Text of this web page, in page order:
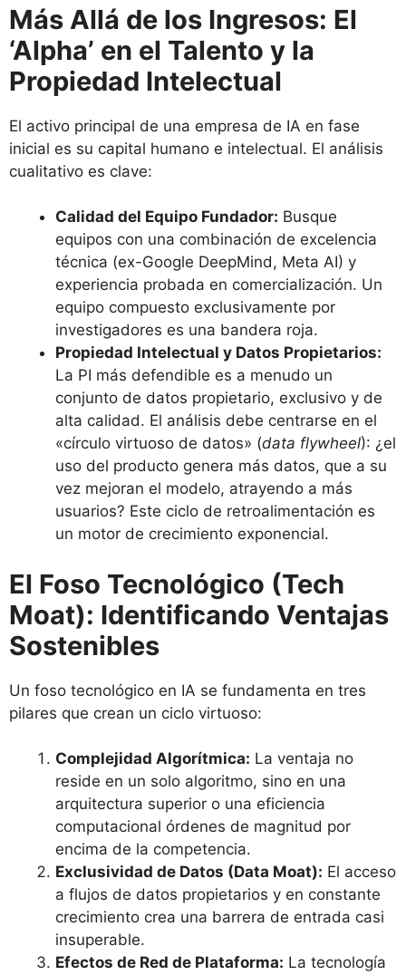
Más Allá de los Ingresos: El
‘Alpha’ en el Talento y la
Propiedad Intelectual
El activo principal de una empresa de IA en fase
inicial es su capital humano e intelectual. El análisis
cualitativo es clave:
Calidad del Equipo Fundador: Busque
equipos con una combinación de excelencia
técnica (ex-Google DeepMind, Meta AI) y
experiencia probada en comercialización. Un
equipo compuesto exclusivamente por
investigadores es una bandera roja.
Propiedad Intelectual y Datos Propietarios:
La PI más defendible es a menudo un
conjunto de datos propietario, exclusivo y de
alta calidad. El análisis debe centrarse en el
«círculo virtuoso de datos» (data flywheel): ¿el
uso del producto genera más datos, que a su
vez mejoran el modelo, atrayendo a más
usuarios? Este ciclo de retroalimentación es
un motor de crecimiento exponencial.
El Foso Tecnológico (Tech
Moat): Identificando Ventajas
Sostenibles
Un foso tecnológico en IA se fundamenta en tres
pilares que crean un ciclo virtuoso:
Complejidad Algorítmica: La ventaja no
reside en un solo algoritmo, sino en una
arquitectura superior o una eficiencia
computacional órdenes de magnitud por
encima de la competencia.
Exclusividad de Datos (Data Moat): El acceso
a flujos de datos propietarios y en constante
crecimiento crea una barrera de entrada casi
insuperable.
Efectos de Red de Plataforma: La tecnología